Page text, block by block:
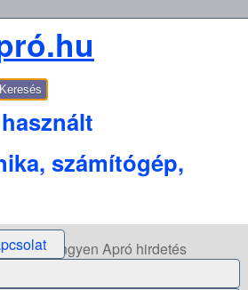
számítógép,
Ingyen Apró hirdetés